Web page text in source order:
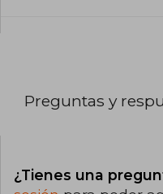
Preguntas y
¿Tienes una